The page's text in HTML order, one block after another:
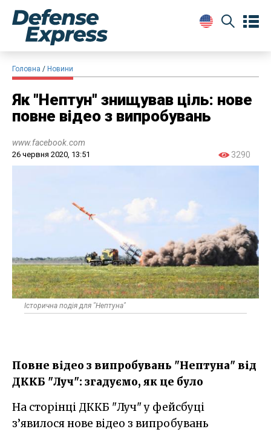
Головна Новини
Як "Нептун" знищував ціль: нове
повне відео з випробувань
www.facebook.com
26 червня 2020, 13:51 3290
Історична подія для "Нептуна"
Повне відео з випробувань "Нептуна" від
ДККБ "Луч": згадуємо, як це було
На сторінці ДККБ "Луч" у фейсбуці
з’явилося нове відео з випробувань